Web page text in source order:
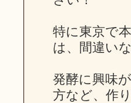
特に東京で
は、間違い
発酵に興味
方など、作